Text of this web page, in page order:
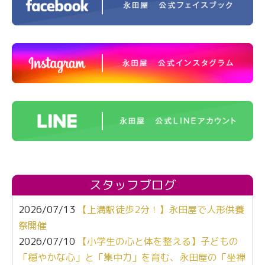
スタッフブログ
2026/07/13
【上溝駅徒歩2分！】永田屋で人形供養
祭開催
2026/07/10
【小学生の心と体を整える】子どもの
「穏やかな心」と「集中力」を育む、永田屋の「坐禅